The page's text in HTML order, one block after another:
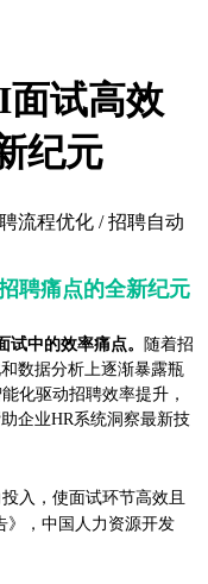
面试高效
纪元
流程优化 / 招聘自动
聘痛点的全新纪元
中的效率痛点。
随着招
数据分析上逐渐暴露瓶
化驱动招聘效率提升，
企业HR系统洞察最新技
入，使面试环节高效且
》，中国人力资源开发